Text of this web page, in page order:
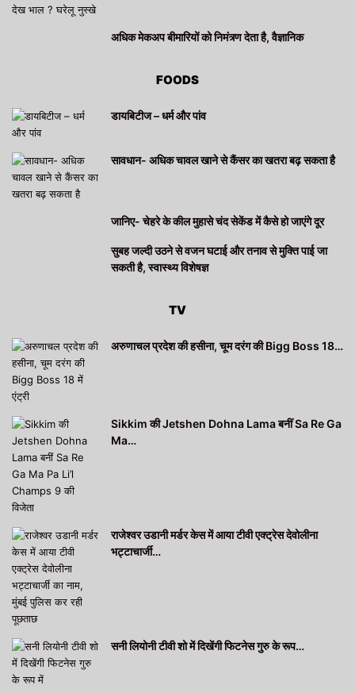
अधिक मेकअप बीमारियों को निमंत्र्ण देता है, वैज्ञानिक
FOODS
डायबिटीज – धर्म और पांव
सावधान- अधिक चावल खाने से कैंसर का खतरा बढ़ सकता है
जानिए- चेहरे के कील मुहासे चंद सेकेंड में कैसे हो जाएंगे दूर
सुबह जल्दी उठने से वजन घटाई और तनाव से मुक्ति पाई जा
सकती है, स्वास्थ्य विशेषज्ञ
TV
अरुणाचल प्रदेश की हसीना, चूम दरंग की Bigg Boss 18…
Sikkim की Jetshen Dohna Lama बनीं Sa Re Ga
Ma…
राजेश्वर उडानी मर्डर केस में आया टीवी एक्ट्रेस देवोलीना
भट्टाचार्जी…
सनी लियोनी टीवी शो में दिखेंगी फिटनेस गुरु के रूप…